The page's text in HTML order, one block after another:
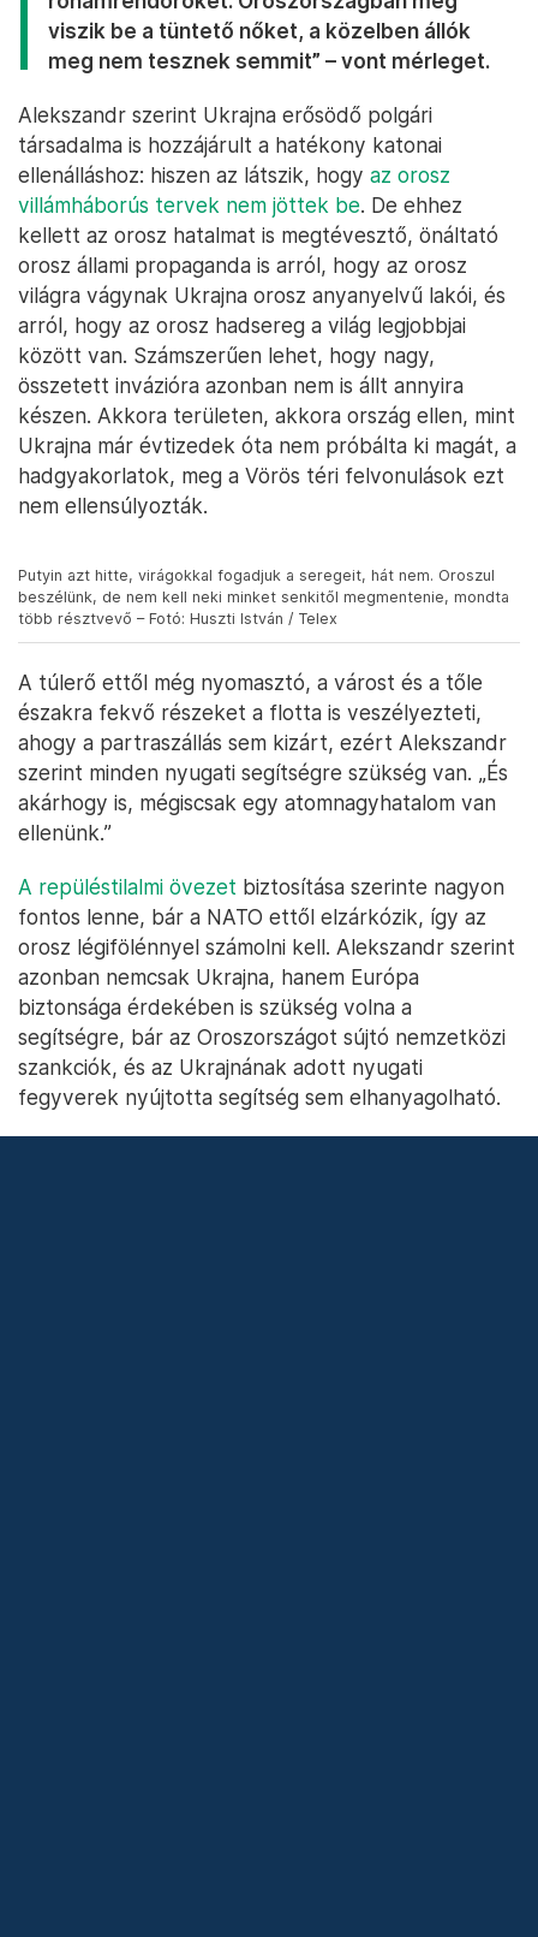
kiállást kérek, csak mondják meg nekem, hogy mit
gondolnak a háborúról” – ezt már Alekszandr
mondja, aki nem csupán részt vett a tanfolyamon,
de egy ideje szervezőként is segít. Polgári hajókon
szolgált szerelőként a tengeren. Szerencséjére a
háború kitörésekor pont otthon volt és nem a világ
másik végén.
Cége továbbra is segíti fizetéssel, ami nagy
könnyebbség neki és családjának: ők ugyanis
szintén nem akarták elhagyni a várost.
„Nem lehet mentség, hogy félnek az
oroszok Oroszországban. Nem elég
nyafogni arról, hogy nem jó a rendszer. 22
éve megválasztják újra és újra, hiába lett a
helyzetük rosszabb. Volt pénz egy ideig,
aminek egy részét a hatalom odaszórta a
fejlődés sincs, mégsem tesznek semmit.
Nincs ott polgári társadalom. 2014-ben
rohamrendőröket. Oroszországban meg
viszik be a tüntető nőket, a közelben állók
meg nem tesznek semmit” – vont mérleget.
Alekszandr szerint Ukrajna erősödő polgári
társadalma is hozzájárult a hatékony katonai
villámháborús tervek nem jöttek be. De ehhez
kellett az orosz hatalmat is megtévesztő, önáltató
orosz állami propaganda is arról, hogy az orosz
világra vágynak Ukrajna orosz anyanyelvű lakói, és
arról, hogy az orosz hadsereg a világ legjobbjai
között van. Számszerűen lehet, hogy nagy,
összetett invázióra azonban nem is állt annyira
készen. Akkora területen, akkora ország ellen, mint
Ukrajna már évtizedek óta nem próbálta ki magát, a